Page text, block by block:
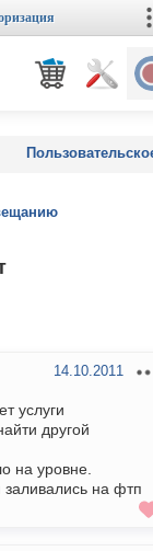
14.10.2011
услуги
другой
на уровне.
на фтп